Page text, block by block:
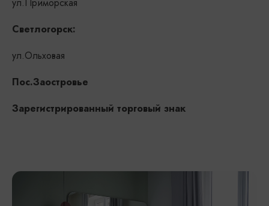
Светлогорск:
ул.Ольховая
Пос.Заостровье
Зарегистрированный торговый знак